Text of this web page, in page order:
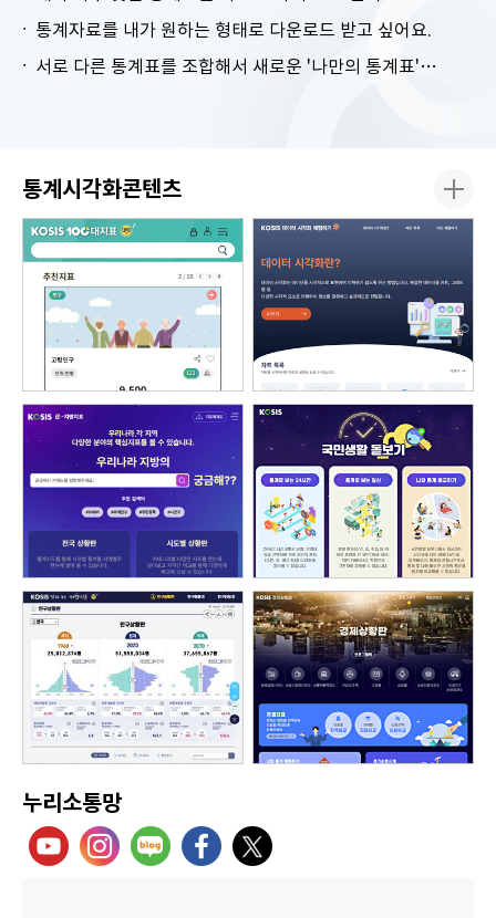
통계자료를 내가 원하는 형태로 다운로드 받고 싶어요.
서로 다른 통계표를 조합해서 새로운 '나만의 통계표'를 만들고 싶어요.
통계시각화콘텐츠
누리소통망